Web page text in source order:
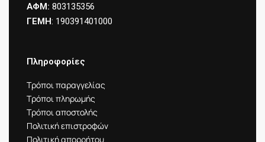
ΑΦΜ: 803135356
ΓΕΜΗ: 190391401000
Πληροφορίες
Τρόποι παραγγελίας
Τρόποι πληρωμής
Τρόποι αποστολής
Πολιτική επιστροφών
Πολιτική απορρήτου